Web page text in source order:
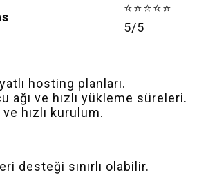
⭐⭐⭐⭐⭐
5/5
hosting planları.
ağı ve hızlı yükleme süreleri.
hızlı kurulum.
desteği sınırlı olabilir.